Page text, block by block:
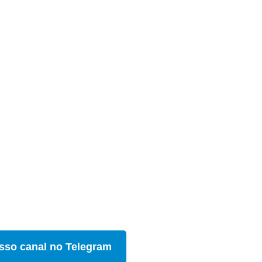
canal no Telegram